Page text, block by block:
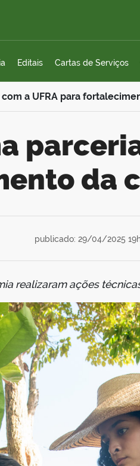
Editais Cartas de Serviços
a UFRA para
da
publicado: 29/04/2025
realizaram ações